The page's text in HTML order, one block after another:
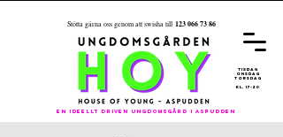
Stötta gärna oss genom att swisha till 123 066 73 86
En ideellt driven ungdomsgård i aspudden
tisdag
onsdag
torsdag
kl. 17-20